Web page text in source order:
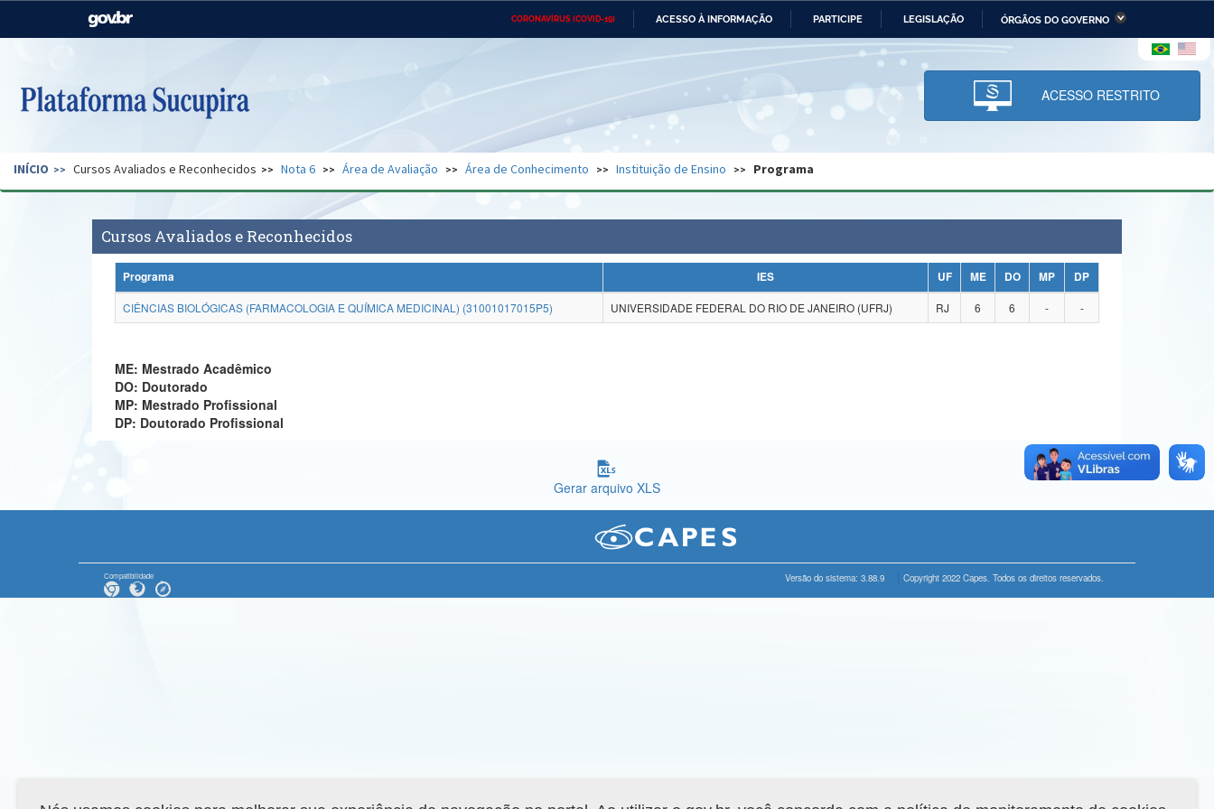
CORONAVÍRUS (COVID-19) ACESSO À INFORMAÇÃO PARTICIPE LEGISLAÇÃO ÓRGÃOS DO GOVERNO
Casa Civil Ministério das Relações Ministério da Economia Ministério da Infraestrutura
Pecuária e Abastecimento
Ministério da Ciência,
Tecnologia, Inovações e
Comunicações
Ministério do Desenvolvimento
Regional e dos Direitos Humanos
Secretaria de Governo Gabinete de Segurança Advocacia-Geral da União Banco Central do Brasil Planalto
ACESSO RESTRITO
INÍCIO Cursos Avaliados e Reconhecidos Nota 6 Área de Avaliação Área de Conhecimento Instituição de Ensino Programa
Cursos Avaliados e Reconhecidos
Programa IES UF ME DO MP
DP
CIÊNCIAS BIOLÓGICAS (FARMACOLOGIA E QUÍMICA MEDICINAL) (31001017015P5)
UNIVERSIDADE FEDERAL DO RIO DE JANEIRO (UFRJ) RJ 6 6 - -
ME: Mestrado Acadêmico
DO: Doutorado
MP: Mestrado Profissional
DP: Doutorado Profissional
Gerar arquivo XLS
Compatibilidade Versão do sistema: 3.88.9 Copyright 2022 Capes. Todos os direitos reservados.